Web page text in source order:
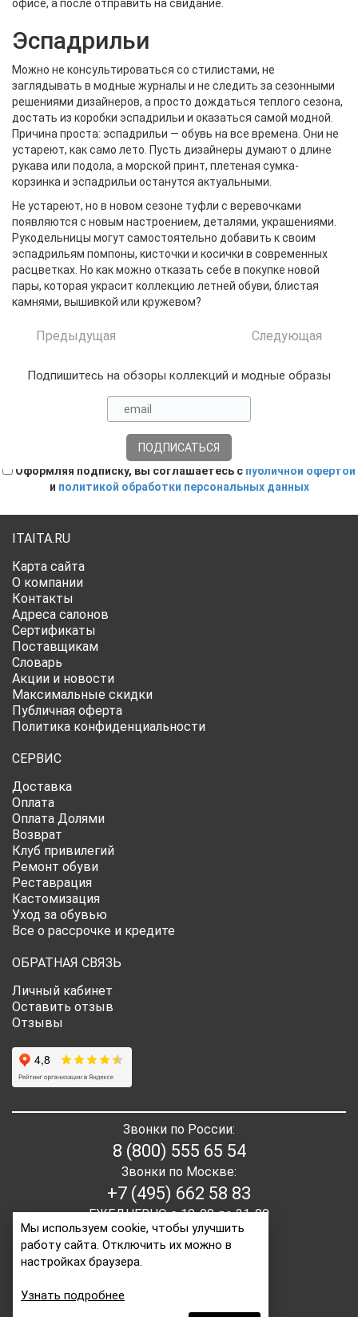
офисе, а после отправить на свидание.
Эспадрильи
Можно не консультироваться со стилистами, не
заглядывать в модные журналы и не следить за сезонными
решениями дизайнеров, а просто дождаться теплого сезона,
достать из коробки эспадрильи и оказаться самой модной.
Причина проста: эспадрильи — обувь на все времена. Они не
устареют, как само лето. Пусть дизайнеры думают о длине
рукава или подола, а морской принт, плетеная сумка-
корзинка и эспадрильи останутся актуальными.
Не устареют, но в новом сезоне туфли с веревочками
появляются с новым настроением, деталями, украшениями.
Рукодельницы могут самостоятельно добавить к своим
эспадрильям помпоны, кисточки и косички в современных
расцветках. Но как можно отказать себе в покупке новой
пары, которая украсит коллекцию летней обуви, блистая
камнями, вышивкой или кружевом?
Предыдущая Следующая
Подпишитесь на обзоры коллекций и модные образы
Оформляя подписку, вы соглашаетесь с публичной офертой
и политикой обработки персональных данных
ITAITA.RU
Карта сайта
О компании
Контакты
Адреса салонов
Сертификаты
Поставщикам
Словарь
Акции и новости
Максимальные скидки
Публичная оферта
Политика конфиденциальности
СЕРВИС
Доставка
Оплата
Оплата Долями
Возврат
Клуб привилегий
Ремонт обуви
Реставрация
Кастомизация
Уход за обувью
Все о рассрочке и кредите
ОБРАТНАЯ СВЯЗЬ
Личный кабинет
Оставить отзыв
Отзывы
Звонки по России:
8 (800) 555 65 54
Звонки по Москве:
+7 (495) 662 58 83
ЕЖЕДНЕВНО с 10-00 до 21-00
Мы используем cookie, чтобы улучшить
работу сайта. Отключить их можно в
настройках браузера.
Узнать подробнее